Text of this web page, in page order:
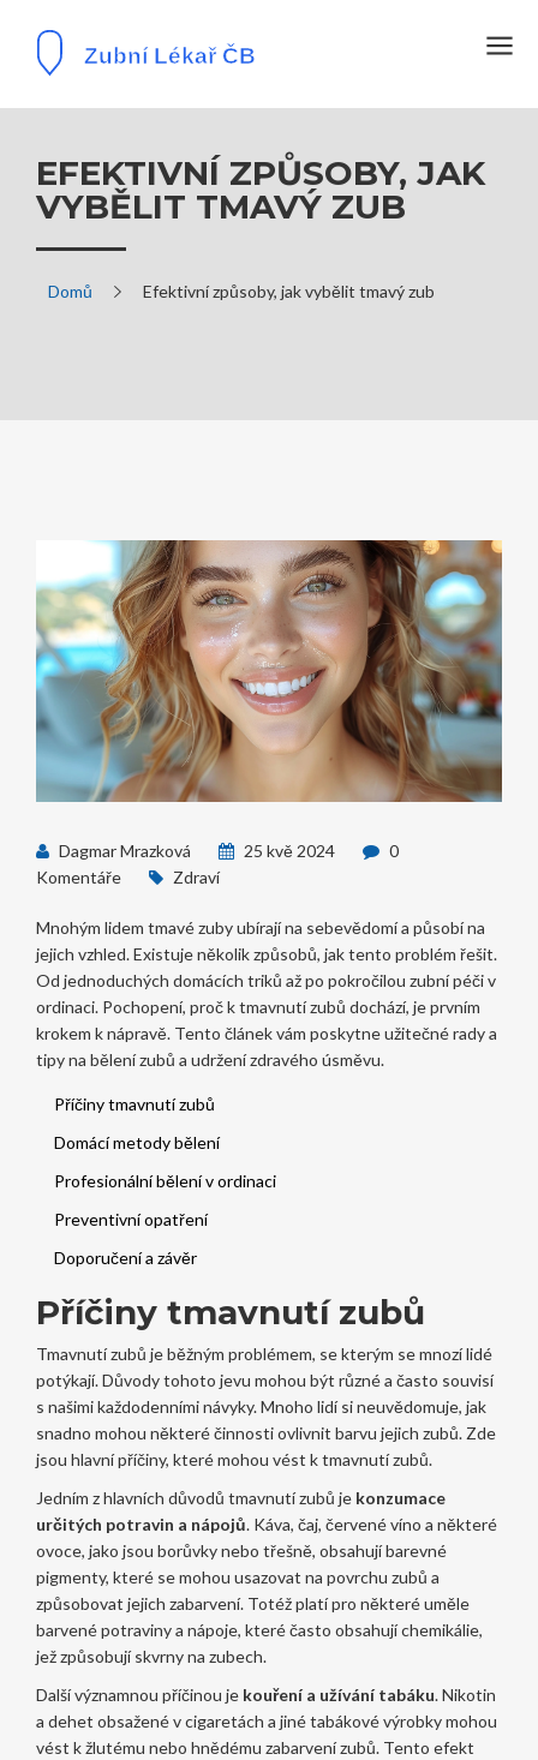
EFEKTIVNÍ ZPŮSOBY, JAK
VYBĚLIT TMAVÝ ZUB
Domů Efektivní způsoby, jak vybělit tmavý zub
Dagmar Mrazková 25 kvě 2024
0
Komentáře
Zdraví
Mnohým lidem tmavé zuby ubírají na sebevědomí a působí na
jejich vzhled. Existuje několik způsobů, jak tento problém řešit.
Od jednoduchých domácích triků až po pokročilou zubní péči v
ordinaci. Pochopení, proč k tmavnutí zubů dochází, je prvním
krokem k nápravě. Tento článek vám poskytne užitečné rady a
tipy na bělení zubů a udržení zdravého úsměvu.
Příčiny tmavnutí zubů
Domácí metody bělení
Profesionální bělení v ordinaci
Preventivní opatření
Doporučení a závěr
Příčiny tmavnutí zubů
Tmavnutí zubů je běžným problémem, se kterým se mnozí lidé
potýkají. Důvody tohoto jevu mohou být různé a často souvisí
s našimi každodenními návyky. Mnoho lidí si neuvědomuje, jak
snadno mohou některé činnosti ovlivnit barvu jejich zubů. Zde
jsou hlavní příčiny, které mohou vést k tmavnutí zubů.
Jedním z hlavních důvodů tmavnutí zubů je konzumace
určitých potravin a nápojů. Káva, čaj, červené víno a některé
ovoce, jako jsou borůvky nebo třešně, obsahují barevné
pigmenty, které se mohou usazovat na povrchu zubů a
způsobovat jejich zabarvení. Totéž platí pro některé uměle
barvené potraviny a nápoje, které často obsahují chemikálie,
jež způsobují skvrny na zubech.
Další významnou příčinou je kouření a užívání tabáku. Nikotin
a dehet obsažené v cigaretách a jiné tabákové výrobky mohou
vést k žlutému nebo hnědému zabarvení zubů. Tento efekt